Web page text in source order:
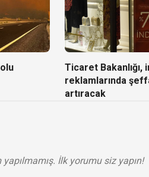
Ticaret Bakanlığı,
reklamlarında
artıracak
İlk yorumu siz yapın!